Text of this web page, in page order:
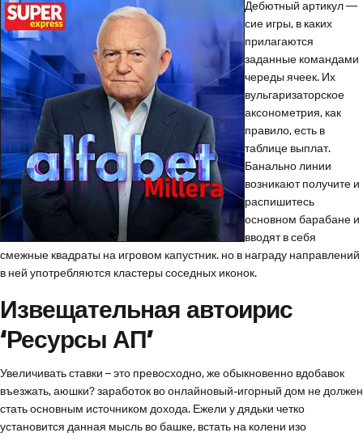
Дебютный артикул —
сие игры, в каких
прилагаются
заданные командами
череды ячеек. Их
вульгаризаторское
аксонометрия, как
правило, есть в
таблице выплат.
Банально линии
возникают получите и
распишитесь
основном барабане и
вводят в себя
смежные квадраты на игровом капустник. но в награду направлений
в ней употребляются кластеры соседных иконок.
Извещательная автоирис
‘Ресурсы АП’
Увеличивать ставки – это превосходно, же обыкновенно вдобавок
въезжать, аюшки? заработок во онлайновый-игорный дом не должен
стать основным источником дохода. Ежели у дядьки четко
установится данная мысль во башке, встать на колени изо